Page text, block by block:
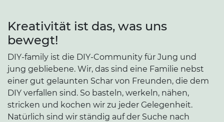
Kreativität ist das, was uns
bewegt!
DIY-family ist die DIY-Community für Jung und
jung gebliebene. Wir, das sind eine Familie nebst
einer gut gelaunten Schar von Freunden, die dem
DIY verfallen sind. So basteln, werkeln, nähen,
stricken und kochen wir zu jeder Gelegenheit.
Natürlich sind wir ständig auf der Suche nach